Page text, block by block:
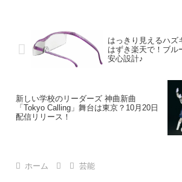
はっきり見えるハズ
はずき楽天で！ブル
安心設計♪
新しい学校のリーダーズ 神曲新曲
「Tokyo Calling」舞台は東京？10月20日
配信リリース！
ホーム 芸能